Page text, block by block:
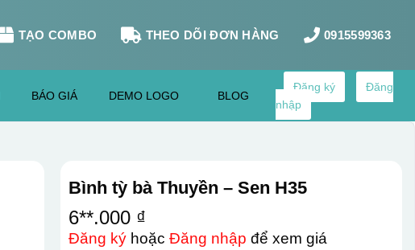
TẠO COMBO THEO DÕI ĐƠN HÀNG 0915599363
BÁO GIÁ DEMO LOGO BLOG
Đăng ký
Đăng
nhập
Bình tỳ bà Thuyền – Sen H35
6**.000 ₫
Đăng kýhoặc Đăng nhập để xem giá